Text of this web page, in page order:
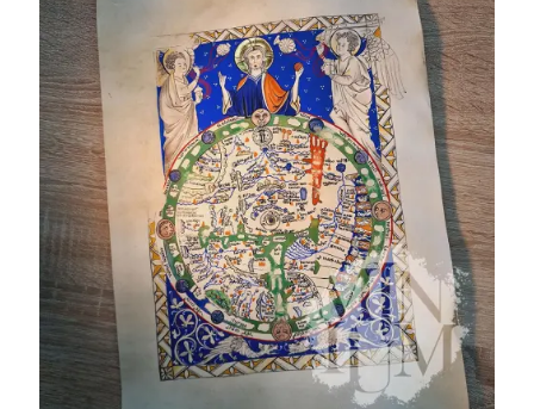
Mappa mundi